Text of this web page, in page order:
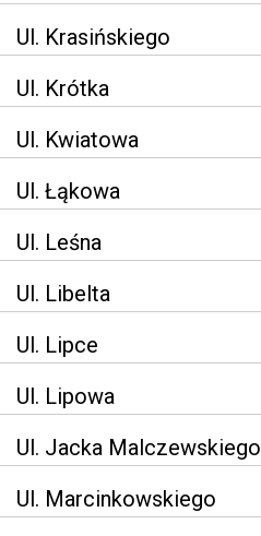
Ul. Krasińskiego
Ul. Krótka
Ul. Kwiatowa
Ul. Łąkowa
Ul. Leśna
Ul. Libelta
Ul. Lipce
Ul. Lipowa
Ul. Jacka Malczewskiego
Ul. Marcinkowskiego